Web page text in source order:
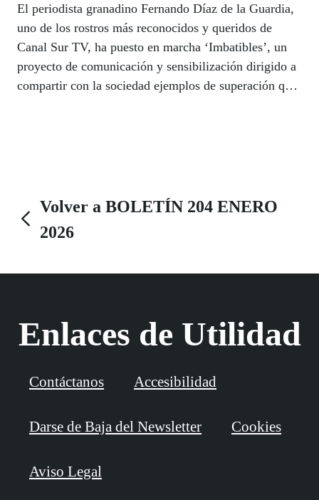
El periodista granadino Fernando Díaz de la Guardia,
uno de los rostros más reconocidos y queridos de
Canal Sur TV, ha puesto en marcha ‘Imbatibles’, un
proyecto de comunicación y sensibilización dirigido a
compartir con la sociedad ejemplos de superación que
Volver a BOLETÍN 204 ENERO
2026
Enlaces de Utilidad
Contáctanos Accesibilidad
Darse de Baja del Newsletter Cookies
Aviso Legal